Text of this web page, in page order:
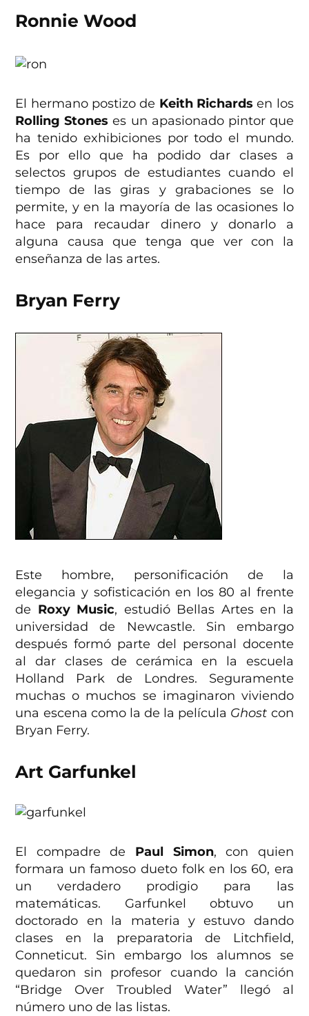
Ronnie Wood
El hermano postizo de Keith Richards en los
Rolling Stones es un apasionado pintor que
ha tenido exhibiciones por todo el mundo.
Es por ello que ha podido dar clases a
selectos grupos de estudiantes cuando el
tiempo de las giras y grabaciones se lo
permite, y en la mayoría de las ocasiones lo
hace para recaudar dinero y donarlo a
alguna causa que tenga que ver con la
enseñanza de las artes.
Bryan Ferry
Este hombre, personificación de la
elegancia y sofisticación en los 80 al frente
de Roxy Music, estudió Bellas Artes en la
universidad de Newcastle. Sin embargo
después formó parte del personal docente
al dar clases de cerámica en la escuela
Holland Park de Londres. Seguramente
muchas o muchos se imaginaron viviendo
una escena como la de la película Ghost con
Bryan Ferry.
Art Garfunkel
El compadre de Paul Simon, con quien
formara un famoso dueto folk en los 60, era
un verdadero prodigio para las
matemáticas. Garfunkel obtuvo un
doctorado en la materia y estuvo dando
clases en la preparatoria de Litchfield,
Conneticut. Sin embargo los alumnos se
quedaron sin profesor cuando la canción
“Bridge Over Troubled Water” llegó al
número uno de las listas.